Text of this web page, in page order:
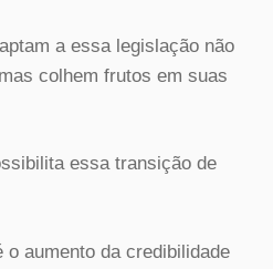
a essa legislação não
colhem frutos em suas
essa transição de
aumento da credibilidade